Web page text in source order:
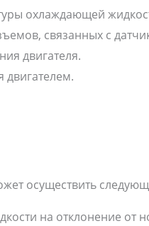
охлаждающей
связанных с
двигателя.
двигателем.
осуществить
на отклонение от